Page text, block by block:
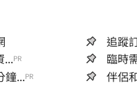
追蹤
...PR 臨時
鐘...PR 伴侶